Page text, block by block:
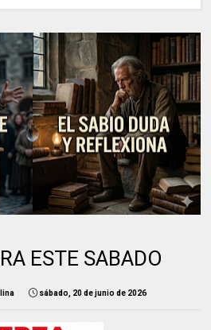
ESTE SABADO
sábado, 20 de junio de 2026